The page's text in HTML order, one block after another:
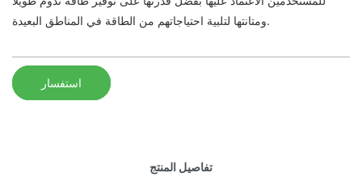
ومتانتها لتلبية احتياجاتهم من الطاقة في المناطق البعيدة.
استفسار
تفاصيل المنتج